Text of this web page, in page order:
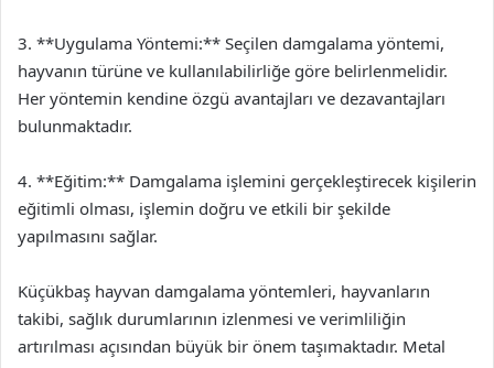
3. **Uygulama Yöntemi:** Seçilen damgalama yöntemi,
hayvanın türüne ve kullanılabilirliğe göre belirlenmelidir.
Her yöntemin kendine özgü avantajları ve dezavantajları
bulunmaktadır.
4. **Eğitim:** Damgalama işlemini gerçekleştirecek kişilerin
eğitimli olması, işlemin doğru ve etkili bir şekilde
yapılmasını sağlar.
Küçükbaş hayvan damgalama yöntemleri, hayvanların
takibi, sağlık durumlarının izlenmesi ve verimliliğin
artırılması açısından büyük bir önem taşımaktadır. Metal